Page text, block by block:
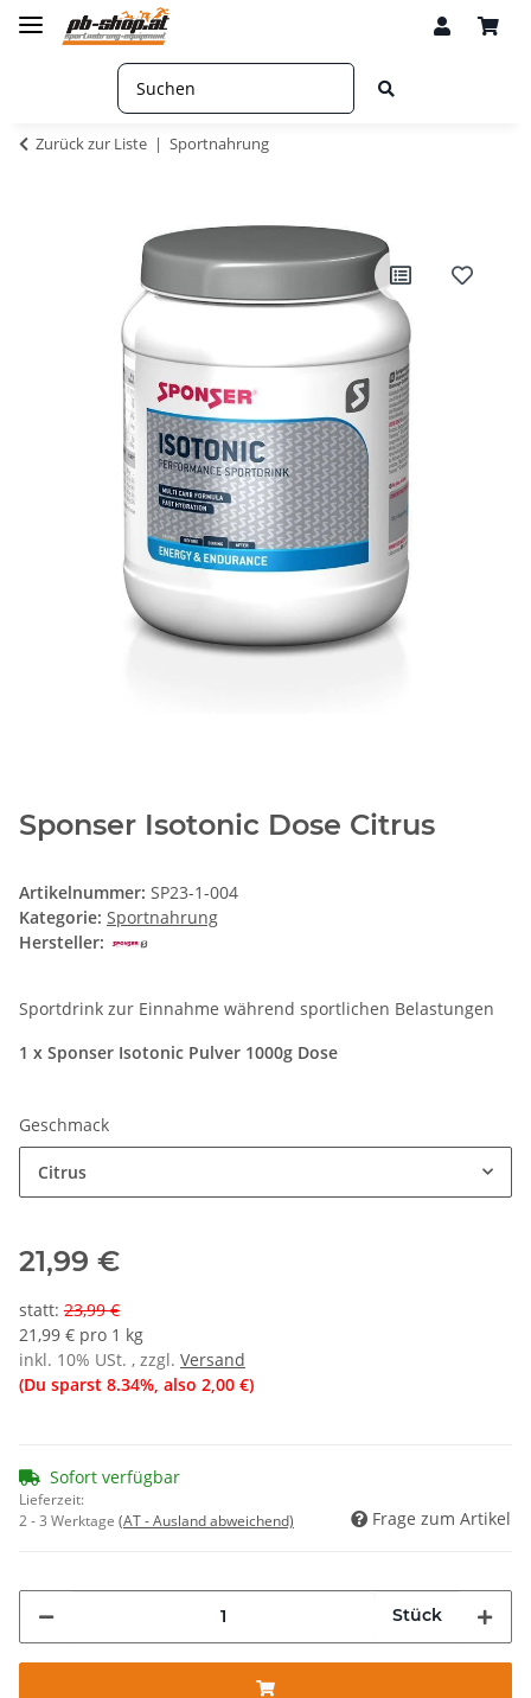
Zurück zur Liste Sportnahrung
Sponser Isotonic Dose Citrus
Artikelnummer: SP23-1-004
Kategorie: Sportnahrung
Hersteller:
Sportdrink zur Einnahme während sportlichen Belastungen
1 x Sponser Isotonic Pulver 1000g Dose
Geschmack
Citrus
21,99 €
statt: 23,99 €
21,99 € pro 1 kg
inkl. 10% USt. , zzgl. Versand
(Du sparst 8.34%, also 2,00 €)
Sofort verfügbar
Lieferzeit:
2 - 3 Werktage (AT - Ausland abweichend) Frage zum Artikel
Stück